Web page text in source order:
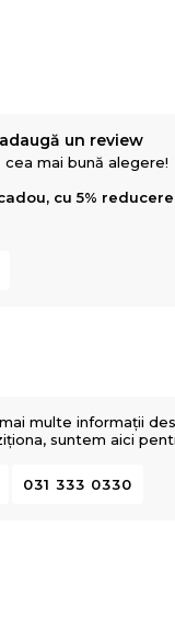
un review
mai bună alegere!
cu 5% reducere
multe informații
suntem aici
031 333 0330